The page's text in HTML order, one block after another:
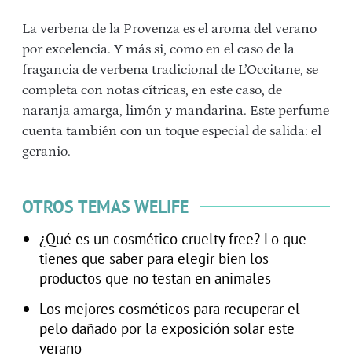
La verbena de la Provenza es el aroma del verano
por excelencia. Y más si, como en el caso de la
fragancia de verbena tradicional de L’Occitane, se
completa con notas cítricas, en este caso, de
naranja amarga, limón y mandarina. Este perfume
cuenta también con un toque especial de salida: el
geranio.
OTROS TEMAS WELIFE
¿Qué es un cosmético cruelty free? Lo que
tienes que saber para elegir bien los
productos que no testan en animales
Los mejores cosméticos para recuperar el
pelo dañado por la exposición solar este
verano